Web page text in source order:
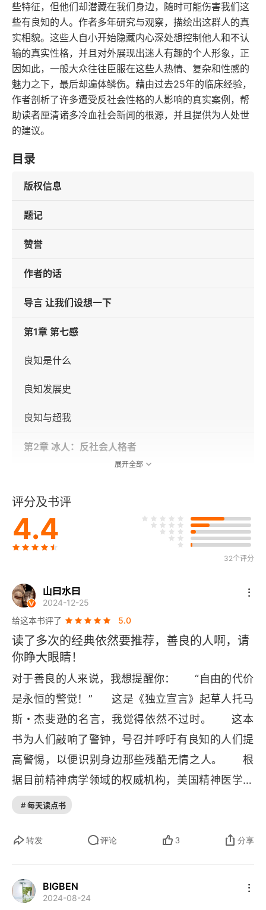
些特征，但他们却潜藏在我们身边，随时可能伤害我们这
些有良知的人。作者多年研究与观察，描绘出这群人的真
实相貌。这些人自小开始隐藏内心深处想控制他人和不认
输的真实性格，并且对外展现出迷人有趣的个人形象，正
因如此，一般大众往往臣服在这些人热情、复杂和性感的
魅力之下，最后却遍体鳞伤。藉由过去25年的临床经验，
作者剖析了许多遭受反社会性格的人影响的真实案例，帮
助读者厘清诸多冷血社会新闻的根源，并且提供为人处世
的建议。
目录
版权信息
题记
赞誉
作者的话
导言 让我们设想一下
第1章 第七感
良知是什么
良知发展史
良知与超我
第2章 冰人：反社会人格者
一场游戏
反社会人格者知道自己具有反社会人格吗
道德排他
皇帝的新装
当良知划定界限
服从占六分，良知占四分
第4章 世界上最好心的人
烟雾弹
反社会人格与犯罪
如何不让良知被蒙蔽
第6章 如何辨识残酷无情的人
展开全部
评分及书评
4.4
32个评分
山曰水曰
2024-12-25
给这本书评了
5.0
读了多次的经典依然要推荐，善良的人啊，请
你睁大眼睛！
对于善良的人来说，我想提醒你：      “自由的代价
是永恒的警觉！”      这是《独立宣言》起草人托马
斯・杰斐逊的名言，我觉得依然不过时。      这本
书为人们敲响了警钟，号召并呼吁有良知的人们提
高警惕，以便识别身边那些残酷无情之人。      根
据目前精神病学领域的权威机构，美国精神医学学
会（American Psychiatric Association
有以下 7 个特征中的 3 个，那么这个人在临床上就
遵守社会规范；       2. 惯于欺骗和操控他人；
3. 行事易冲动，无法提前做出计划；       4. 易
# 每天读点书
转发 评论 3 分享
BIGBEN
2024-08-24